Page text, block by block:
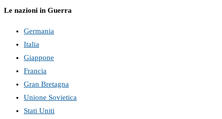
Le nazioni in Guerra
Germania
Italia
Giappone
Francia
Gran Bretagna
Unione Sovietica
Stati Uniti